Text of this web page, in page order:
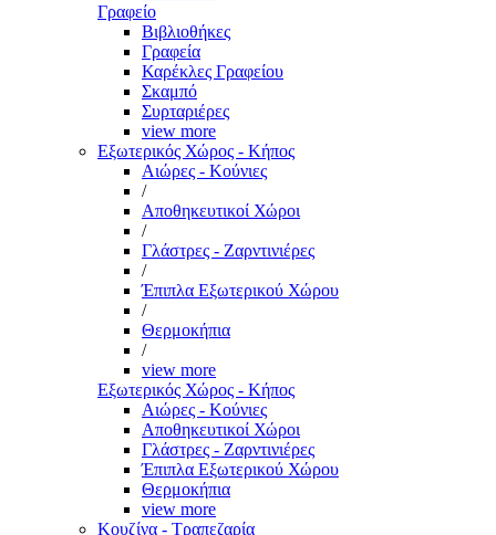
Γραφείο
Βιβλιοθήκες
Γραφεία
Καρέκλες Γραφείου
Σκαμπό
Συρταριέρες
view more
Εξωτερικός Χώρος - Κήπος
Αιώρες - Κούνιες
/
Αποθηκευτικοί Χώροι
/
Γλάστρες - Ζαρντινιέρες
/
Έπιπλα Εξωτερικού Χώρου
/
Θερμοκήπια
/
view more
Εξωτερικός Χώρος - Κήπος
Αιώρες - Κούνιες
Αποθηκευτικοί Χώροι
Γλάστρες - Ζαρντινιέρες
Έπιπλα Εξωτερικού Χώρου
Θερμοκήπια
view more
Κουζίνα - Τραπεζαρία